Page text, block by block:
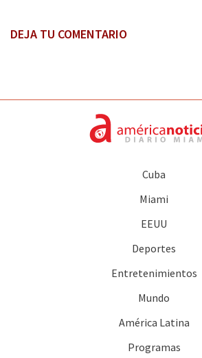
DEJA TU COMENTARIO
Cuba
Miami
EEUU
Deportes
Entretenimientos
Mundo
América Latina
Programas